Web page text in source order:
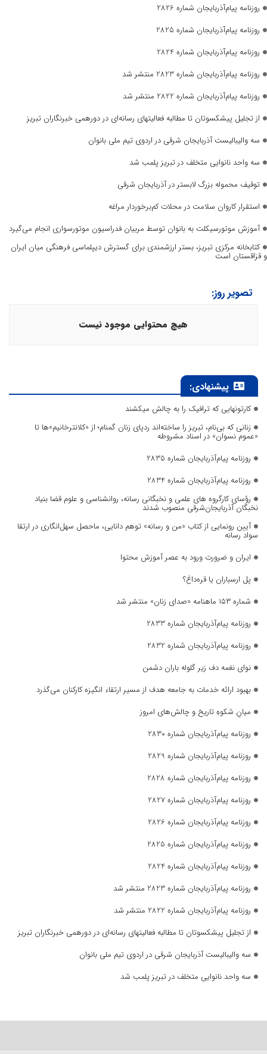
روزنامه پیام‌آذربایجان شماره 2826
روزنامه پیام‌آذربایجان شماره 2825
روزنامه پیام‌آذربایجان شماره 2824
روزنامه پیام‌آذربایجان شماره 2823 منتشر شد
روزنامه پیام‌آذربایجان شماره 2822 منتشر شد
از تجلیل پیشکسوتان تا مطالبه فعالیتهای رسانه‌ای در دورهمی خبرنگاران تبریز
سه والیبالیست آذربایجان‌ شرقی در اردوی تیم ملی بانوان
سه واحد نانوایی متخلف در تبریز پلمب شد
توقیف محموله بزرگ لابستر در آذربایجان شرقی
استقرار کاروان سلامت در محلات کم‌برخوردار مراغه
آموزش موتورسیکلت به بانوان توسط مربیان فدراسیون موتورسواری انجام می‌گیرد
کتابخانه مرکزی تبریز، بستر ارزشمندی برای گسترش دیپلماسی فرهنگی میان ایران
و قزاقستان است
تصویر روز:
هیچ محتوایی موجود نیست
پیشنهادی:
کارتونهایی که ترافیک را به چالش میکشند
زنانی که بی‌نام، تبریز را ساخته‌اند ردپای زنان گمنام؛ از «کلانترخانیم»ها تا
«عموم نسوان» در اسناد مشروطه
روزنامه پیام‌آذربایجان شماره 2835
روزنامه پیام‌آذربایجان شماره 2834
رؤسای کارگروه های علمی و نخبگانی رسانه، روانشناسی و علوم قضا بنیاد
نخبگان آذربایجان‌شرقی منصوب شدند
آیین رونمایی از کتاب «من و رسانه» توهم دانایی، ماحصل سهل‌انگاری در ارتقا
سواد رسانه
ایران و ضرورت ورود به عصر آموزش محتوا
پل ارسباران یا قره‌داغ؟
شماره ۱۵۳ ماهنامه «صدای زنان» منتشر شد
روزنامه پیام‌آذربایجان شماره 2833
روزنامه پیام‌آذربایجان شماره 2832
نوای نغمه دف زیر گلوله باران دشمن
بهبود ارائه خدمات به جامعه هدف از مسیر ارتقاء انگیزه کارکنان می‌گذرد
میانِ شکوهِ تاریخ و چالش‌های امروز
روزنامه پیام‌آذربایجان شماره 2830
روزنامه پیام‌آذربایجان شماره 2829
روزنامه پیام‌آذربایجان شماره 2828
روزنامه پیام‌آذربایجان شماره 2827
روزنامه پیام‌آذربایجان شماره 2826
روزنامه پیام‌آذربایجان شماره 2825
روزنامه پیام‌آذربایجان شماره 2824
روزنامه پیام‌آذربایجان شماره 2823 منتشر شد
روزنامه پیام‌آذربایجان شماره 2822 منتشر شد
از تجلیل پیشکسوتان تا مطالبه فعالیتهای رسانه‌ای در دورهمی خبرنگاران تبریز
سه والیبالیست آذربایجان‌ شرقی در اردوی تیم ملی بانوان
سه واحد نانوایی متخلف در تبریز پلمب شد